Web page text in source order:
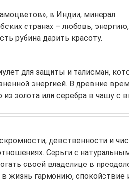
в Индии, минерал
странах – любовь, энергию,
рубина дарить красоту.
для защиты и талисман,
энергией. В древние
золота или серебра в чашу с
девственности и
Серьги с
своей владелице в
в жизнь гармонию, спокойствие